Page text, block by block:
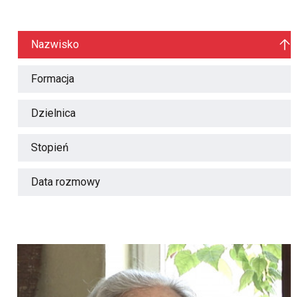
Nazwisko
Formacja
Dzielnica
Stopień
Data rozmowy